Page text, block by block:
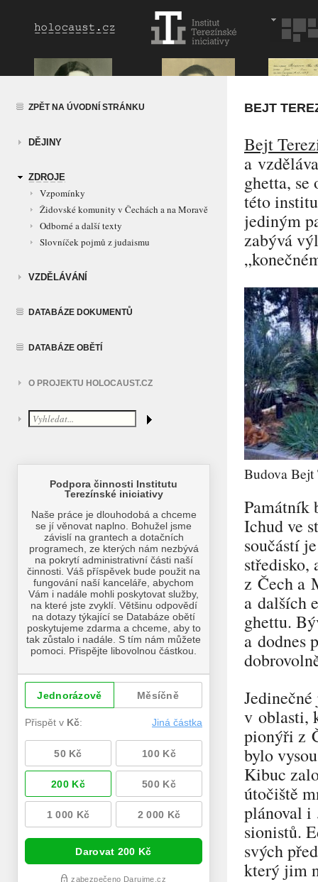
ZPĚT NA ÚVODNÍ STRÁNKU
DĚJINY
ZDROJE
Vzpomínky
Židovské komunity v Čechách a na Moravě
Odborné a další texty
Slovníček pojmů z judaismu
VZDĚLÁVÁNÍ
DATABÁZE DOKUMENTŮ
DATABÁZE OBĚTÍ
O PROJEKTU HOLOCAUST.CZ
BEJT
Bejt
a
ghetta,
této
jediným
zabývá
Budova
Památník
Ichud ve
součástí
středisko,
z Čech a
a dalších
ghettu.
a dodnes
v oblasti,
pionýři z
bylo
Kibuc
útočiště
plánoval i
sionistů.
svých
který jim